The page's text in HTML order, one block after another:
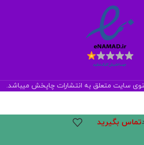
سایت متعلق به انتشارات چاپخش میباشد.
تماس بگیرید